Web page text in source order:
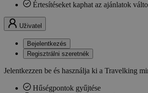
Értesítéseket kaphat az ajánlatok
Uživatel
Bejelentkezés
Regisztrálni szeretnék
Jelentkezzen be és használja ki a Travelking
Hűségpontok gyűjtése